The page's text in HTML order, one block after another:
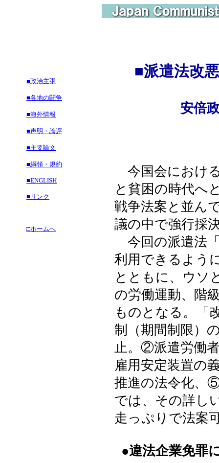
■政治主張
■各地の闘争
■海外情報
■声明・論評
■主要論文
■綱領・規約
■ENGLISH
■リンク
□ホームへ
■派遣法改
安倍政
今国会におけ
と貧困の時代へ
戦争法案と並ん
議の中で強行採
今回の派遣法
利用できるよう
とともに、ウソ
の労働運動、階
ものとなる。「
制（期間制限）
止。②派遣労働
雇用安定装置の
推進の法令化、
では、その詳し
走っぷりで法案
●違法企業免罪